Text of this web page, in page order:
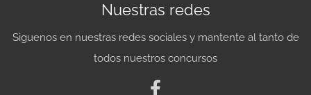
Nuestras redes
Siguenos en nuestras redes sociales y mantente al tanto de
todos nuestros concursos